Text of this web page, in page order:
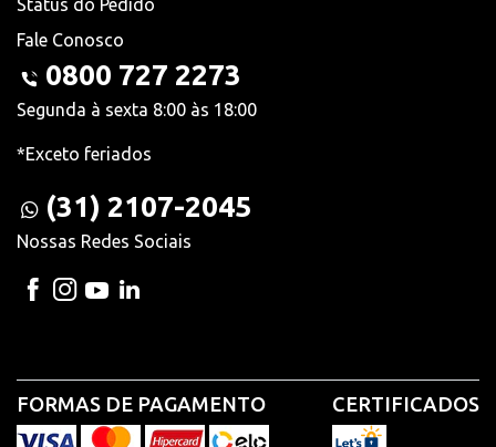
Status do Pedido
Fale Conosco
0800 727 2273
Segunda à sexta 8:00 às 18:00
*Exceto feriados
(31) 2107-2045
Nossas Redes Sociais
FORMAS DE PAGAMENTO CERTIFICADOS